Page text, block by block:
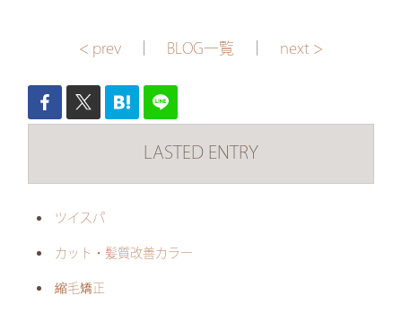
< prev BLOG一覧 next >
LASTED ENTRY
ツイスパ
カット・髪質改善カラー
縮毛矯正